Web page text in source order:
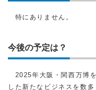
特にありません。
今後の予定は？
2025年大阪・関西万博
した新たなビジネスを数